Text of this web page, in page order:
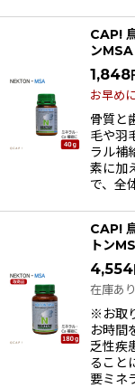
CAP!
ン
1,848
お早め
骨質と
毛や羽
ラル補
素に加
で、全
CAP!
トン
4,554
在庫あり
※お取
お時間
乏性疾
ること
要ミネ